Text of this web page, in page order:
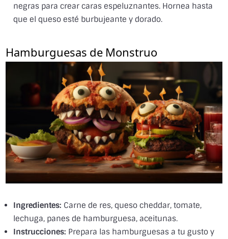
negras para crear caras espeluznantes. Hornea hasta
que el queso esté burbujeante y dorado.
Hamburguesas de Monstruo
Ingredientes: Carne de res, queso cheddar, tomate,
lechuga, panes de hamburguesa, aceitunas.
Instrucciones: Prepara las hamburguesas a tu gusto y